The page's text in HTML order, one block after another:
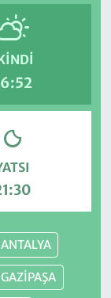
ANTALYA
GAZİPAŞA